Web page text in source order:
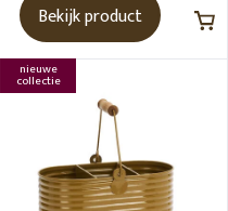
Bekijk product
nieuwe
collectie